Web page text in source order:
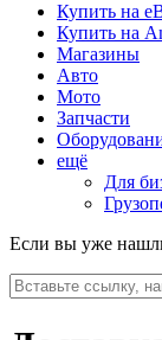
Купить на
Купить на
Магазины
Авто
Мото
Запчасти
ещё
Для
Если вы уже